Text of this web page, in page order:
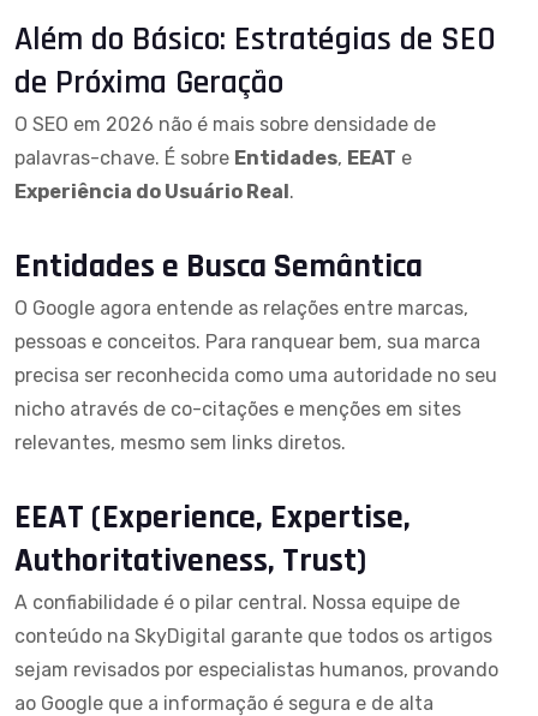
Além do Básico: Estratégias de SEO
de Próxima Geração
O SEO em 2026 não é mais sobre densidade de
palavras-chave. É sobre Entidades, EEAT e
Experiência do Usuário Real.
Entidades e Busca Semântica
O Google agora entende as relações entre marcas,
pessoas e conceitos. Para ranquear bem, sua marca
precisa ser reconhecida como uma autoridade no seu
nicho através de co-citações e menções em sites
relevantes, mesmo sem links diretos.
EEAT (Experience, Expertise,
Authoritativeness, Trust)
A confiabilidade é o pilar central. Nossa equipe de
conteúdo na SkyDigital garante que todos os artigos
sejam revisados por especialistas humanos, provando
ao Google que a informação é segura e de alta